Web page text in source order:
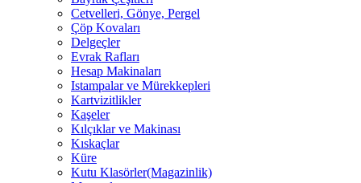
Cetvelleri, Gönye, Pergel
Çöp Kovaları
Delgeçler
Evrak Rafları
Hesap Makinaları
Istampalar ve Mürekkepleri
Kartvizitlikler
Kaşeler
Kılçıklar ve Makinası
Kıskaçlar
Küre
Kutu Klasörler(Magazinlik)